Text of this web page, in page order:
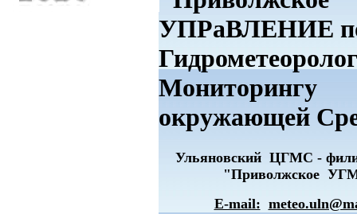
УПРаВЛЕНИЕ
Мониторингу
окружающей
Ульяновский ЦГМС -
"Приволжское
E-mail: